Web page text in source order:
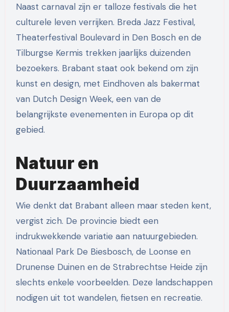
Naast carnaval zijn er talloze festivals die het
culturele leven verrijken. Breda Jazz Festival,
Theaterfestival Boulevard in Den Bosch en de
Tilburgse Kermis trekken jaarlijks duizenden
bezoekers. Brabant staat ook bekend om zijn
kunst en design, met Eindhoven als bakermat
van Dutch Design Week, een van de
belangrijkste evenementen in Europa op dit
gebied.
Natuur en
Duurzaamheid
Wie denkt dat Brabant alleen maar steden kent,
vergist zich. De provincie biedt een
indrukwekkende variatie aan natuurgebieden.
Nationaal Park De Biesbosch, de Loonse en
Drunense Duinen en de Strabrechtse Heide zijn
slechts enkele voorbeelden. Deze landschappen
nodigen uit tot wandelen, fietsen en recreatie.